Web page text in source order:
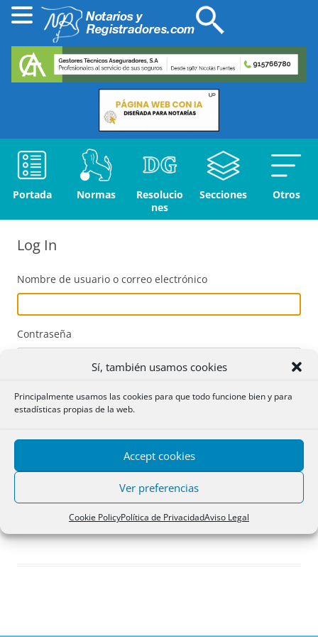
Sí, también usamos cookies
Principalmente usamos las cookies para que todo funcione bien y para
estadísticas propias de la web.
Accept cookies
Ver preferencias
Cookie PolicyPolítica de PrivacidadAviso Legal
Portada Normas
Resolucio
nes
Secciones Otros
Log In
Nombre de usuario o correo electrónico
Contraseña
Acceder
Registro
¿Has olvidado tu contraseña?